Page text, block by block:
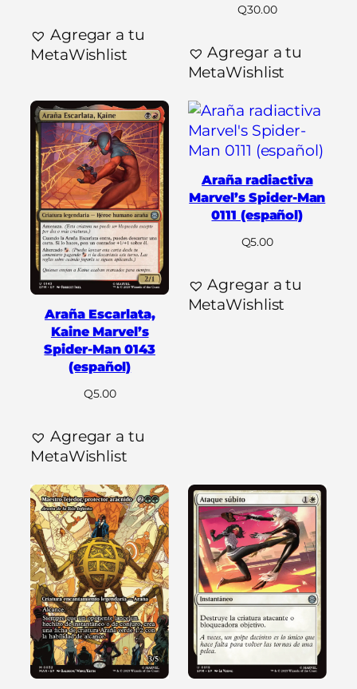
Agregar a tu
MetaWishlist
Q30.00
Agregar a tu
MetaWishlist
Araña Escarlata,
Kaine Marvel’s
Spider-Man 0143
(español)
Q5.00
Agregar a tu
MetaWishlist
Araña radiactiva
Marvel’s Spider-Man
0111 (español)
Q5.00
Agregar a tu
MetaWishlist